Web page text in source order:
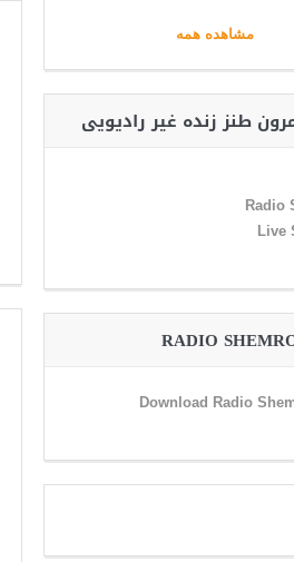
مشاهده همه
طنز زنده غیر رادیویی
Radio
Live
RADIO
Download Radio